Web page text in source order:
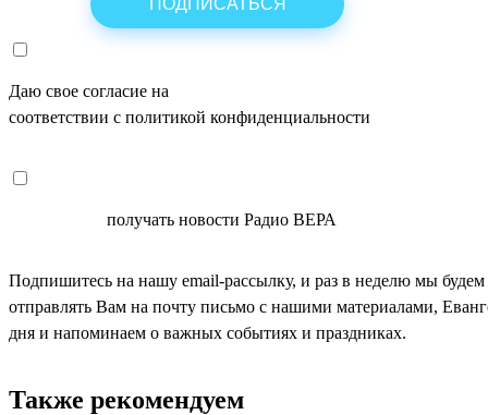
Даю свое согласие на
соответствии с политикой конфиденциальности
получать новости Радио ВЕРА
Подпишитесь на нашу email-рассылку, и раз в неделю мы будем
отправлять Вам на почту письмо с нашими материалами,
дня и напоминаем о важных событиях и праздниках.
Также рекомендуем